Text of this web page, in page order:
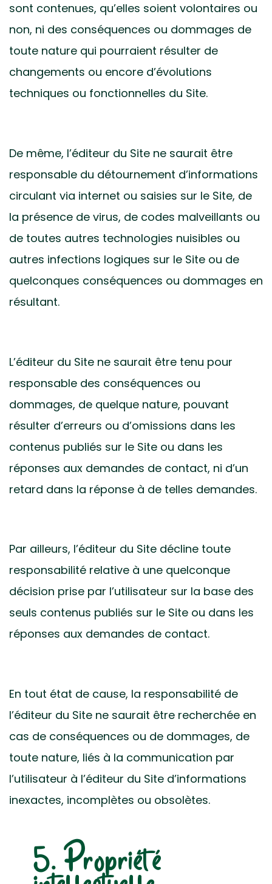
sont contenues, qu’elles soient volontaires ou
non, ni des conséquences ou dommages de
toute nature qui pourraient résulter de
changements ou encore d’évolutions
techniques ou fonctionnelles du Site.
De même, l’éditeur du Site ne saurait être
responsable du détournement d’informations
circulant via internet ou saisies sur le Site, de
la présence de virus, de codes malveillants ou
de toutes autres technologies nuisibles ou
autres infections logiques sur le Site ou de
quelconques conséquences ou dommages en
résultant.
L’éditeur du Site ne saurait être tenu pour
responsable des conséquences ou
dommages, de quelque nature, pouvant
résulter d’erreurs ou d’omissions dans les
contenus publiés sur le Site ou dans les
réponses aux demandes de contact, ni d’un
retard dans la réponse à de telles demandes.
Par ailleurs, l’éditeur du Site décline toute
responsabilité relative à une quelconque
décision prise par l’utilisateur sur la base des
seuls contenus publiés sur le Site ou dans les
réponses aux demandes de contact.
En tout état de cause, la responsabilité de
l’éditeur du Site ne saurait être recherchée en
cas de conséquences ou de dommages, de
toute nature, liés à la communication par
l’utilisateur à l’éditeur du Site d’informations
inexactes, incomplètes ou obsolètes.
5. Propriété